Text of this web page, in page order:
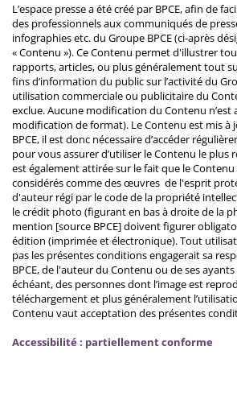
L’espace presse a été créé par BPCE, afin de
des professionnels aux communiqués de
infographies etc. du Groupe BPCE (ci-après
« Contenu »). Ce Contenu permet d'illustrer
rapports, articles, ou plus généralement tout
fins d’information du public sur l’activité du
utilisation commerciale ou publicitaire du
exclue. Aucune modification du Contenu n’est
modification de format). Le Contenu est mis à
BPCE, il est donc nécessaire d’accéder
pour vous assurer d’utiliser le Contenu le plus
est également attirée sur le fait que le
considérés comme des œuvres de l'esprit
d'auteur régi par le code de la propriété
le crédit photo (figurant en bas à droite de la
mention [source BPCE] doivent figurer
édition (imprimée et électronique). Tout
pas les présentes conditions engagerait sa
BPCE, de l'auteur du Contenu ou de ses
échéant, des personnes dont l’image est
téléchargement et plus généralement
Contenu vaut acceptation des présentes
Accessibilité : partiellement conforme